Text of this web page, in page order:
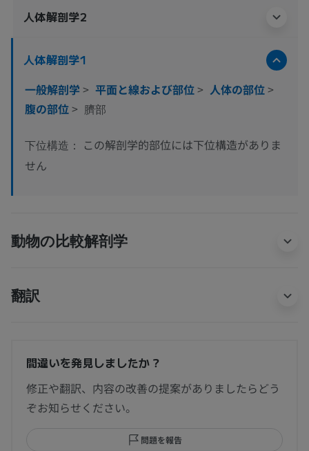
人体解剖学2
人体解剖学1
一般解剖学 > 平面と線および部位> 人体の部位>
腹の部位> 臍部
下位構造：
この解剖学的部位には下位構造がありま
せん
動物の比較解剖学
翻訳
間違いを発見しましたか？
修正や翻訳、内容の改善の提案がありましたらどう
ぞお知らせください。
問題を報告